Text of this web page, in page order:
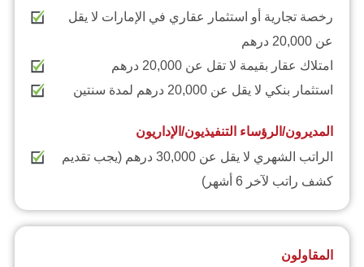
رخصة تجارية أو استثمار عقاري في الإمارات لا يقل
عن 20,000 درهم
امتلاك عقار بقيمة لا تقل عن 20,000 درهم
استثمار بنكي لا يقل عن 20,000 درهم لمدة سنتين
المديرون/الرؤساء التنفيذيون/الإداريون
الراتب الشهري لا يقل عن 30,000 درهم (يجب تقديم
كشف راتب لآخر 6 أشهر)
المقاولون